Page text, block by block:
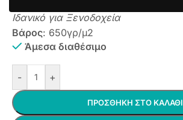
Ιδανικό για Ξενοδοχεία
Βάρος: 650γρ/μ2
Άμεσα διαθέσιμο
- +
ΠΡΟΣΘΉΚΗ ΣΤΟ ΚΑΛΆΘΙ